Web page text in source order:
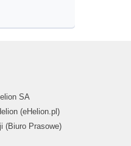
SA
(eHelion.pl)
(Biuro Prasowe)